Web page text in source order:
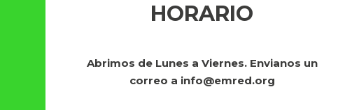
HORARIO
Abrimos de Lunes a Viernes. Envianos un
correo a info@emred.org